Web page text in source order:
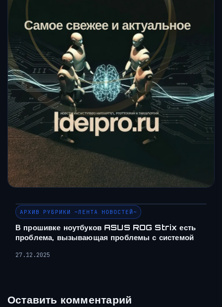
АРХИВ РУБРИКИ ~ЛЕНТА НОВОСТЕЙ~
В прошивке ноутбуков ASUS ROG Strix есть
проблема, вызывающая проблемы с системой
27.12.2025
Оставить комментарий